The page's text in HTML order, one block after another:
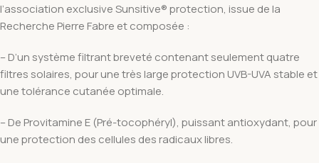
l’association exclusive Sunsitive® protection, issue de la
Recherche Pierre Fabre et composée :
– D’un système filtrant breveté contenant seulement quatre
filtres solaires, pour une très large protection UVB-UVA stable et
une tolérance cutanée optimale.
– De Provitamine E (Pré-tocophéryl), puissant antioxydant, pour
une protection des cellules des radicaux libres.